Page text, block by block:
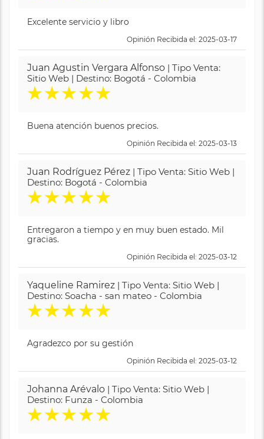
Excelente servicio y libro
Opinión Recibida el: 2025-03-17
Juan Agustin Vergara Alfonso | Tipo Venta:
Sitio Web | Destino: Bogotá - Colombia
★★★★★
Buena atención buenos precios.
Opinión Recibida el: 2025-03-13
Juan Rodríguez Pérez | Tipo Venta: Sitio Web |
Destino: Bogotá - Colombia
★★★★★
Entregaron a tiempo y en muy buen estado. Mil
gracias.
Opinión Recibida el: 2025-03-12
Yaqueline Ramirez | Tipo Venta: Sitio Web |
Destino: Soacha - san mateo - Colombia
★★★★★
Agradezco por su gestión
Opinión Recibida el: 2025-03-12
Johanna Arévalo | Tipo Venta: Sitio Web |
Destino: Funza - Colombia
★★★★★